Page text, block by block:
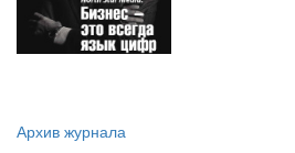
Архив журнала